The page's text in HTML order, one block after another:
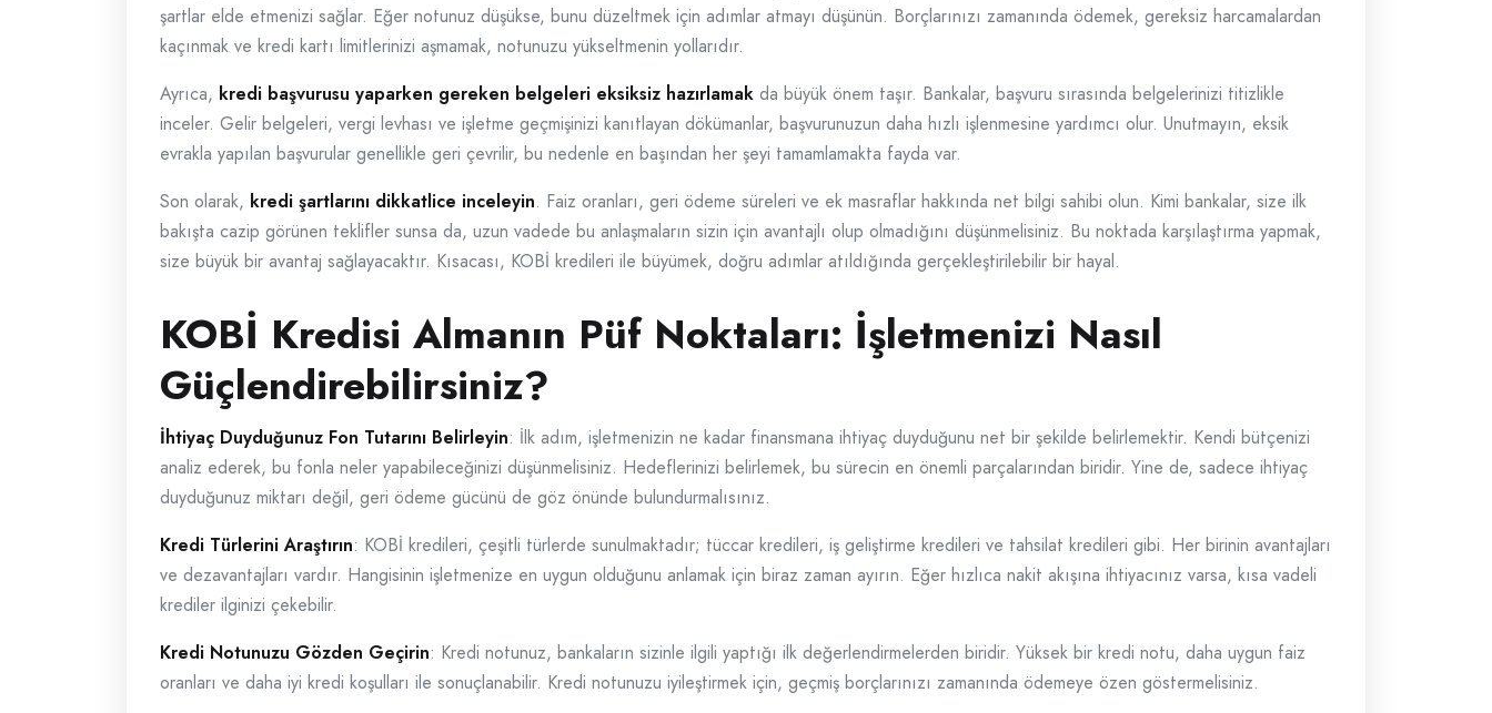
şartlar elde etmenizi sağlar. Eğer notunuz düşükse, bunu düzeltmek için adımlar atmayı düşünün. Borçlarınızı zamanında ödemek, gereksiz harcamalardan
kaçınmak ve kredi kartı limitlerinizi aşmamak, notunuzu yükseltmenin yollarıdır.
Ayrıca, kredi başvurusu yaparken gereken belgeleri eksiksiz hazırlamak da büyük önem taşır. Bankalar, başvuru sırasında belgelerinizi titizlikle
inceler. Gelir belgeleri, vergi levhası ve işletme geçmişinizi kanıtlayan dökümanlar, başvurunuzun daha hızlı işlenmesine yardımcı olur. Unutmayın, eksik
evrakla yapılan başvurular genellikle geri çevrilir, bu nedenle en başından her şeyi tamamlamakta fayda var.
Son olarak, kredi şartlarını dikkatlice inceleyin. Faiz oranları, geri ödeme süreleri ve ek masraflar hakkında net bilgi sahibi olun. Kimi bankalar, size ilk
bakışta cazip görünen teklifler sunsa da, uzun vadede bu anlaşmaların sizin için avantajlı olup olmadığını düşünmelisiniz. Bu noktada karşılaştırma yapmak,
size büyük bir avantaj sağlayacaktır. Kısacası, KOBİ kredileri ile büyümek, doğru adımlar atıldığında gerçekleştirilebilir bir hayal.
KOBİ Kredisi Almanın Püf Noktaları: İşletmenizi Nasıl
Güçlendirebilirsiniz?
İhtiyaç Duyduğunuz Fon Tutarını Belirleyin: İlk adım, işletmenizin ne kadar finansmana ihtiyaç duyduğunu net bir şekilde belirlemektir. Kendi bütçenizi
analiz ederek, bu fonla neler yapabileceğinizi düşünmelisiniz. Hedeflerinizi belirlemek, bu sürecin en önemli parçalarından biridir. Yine de, sadece ihtiyaç
duyduğunuz miktarı değil, geri ödeme gücünü de göz önünde bulundurmalısınız.
Kredi Türlerini Araştırın: KOBİ kredileri, çeşitli türlerde sunulmaktadır; tüccar kredileri, iş geliştirme kredileri ve tahsilat kredileri gibi. Her birinin avantajları
ve dezavantajları vardır. Hangisinin işletmenize en uygun olduğunu anlamak için biraz zaman ayırın. Eğer hızlıca nakit akışına ihtiyacınız varsa, kısa vadeli
krediler ilginizi çekebilir.
Kredi Notunuzu Gözden Geçirin: Kredi notunuz, bankaların sizinle ilgili yaptığı ilk değerlendirmelerden biridir. Yüksek bir kredi notu, daha uygun faiz
oranları ve daha iyi kredi koşulları ile sonuçlanabilir. Kredi notunuzu iyileştirmek için, geçmiş borçlarınızı zamanında ödemeye özen göstermelisiniz.